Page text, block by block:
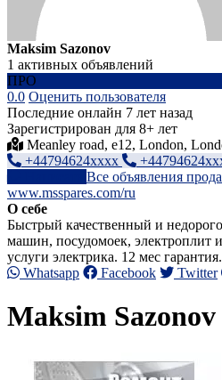
Maksim Sazonov
1 активных объявлений
ПРО
0.0 Оценить пользователя
Последние онлайн 7 лет назад
Зарегистрирован для 8+ лет
Meanley road, e12, London,
+44794624xxxx
Все объявления
www.msspares.com/ru
О себе
Быстрый качественный и
машин, посудомоек, электроплит
услуги электрика. 12 мес гарантия.
Whatsapp
Facebook Twitter
Maksim